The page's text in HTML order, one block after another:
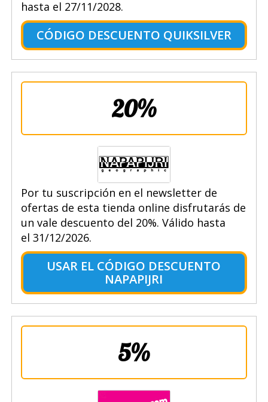
hasta el 27/11/2028.
CÓDIGO DESCUENTO QUIKSILVER
20%
Por tu suscripción en el newsletter de
ofertas de esta tienda online disfrutarás de
un vale descuento del 20%. Válido hasta
el 31/12/2026.
USAR EL CÓDIGO DESCUENTO
NAPAPIJRI
5%